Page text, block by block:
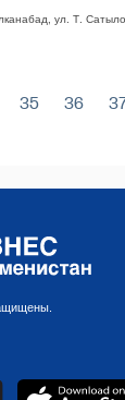
ул. Т.
35 36